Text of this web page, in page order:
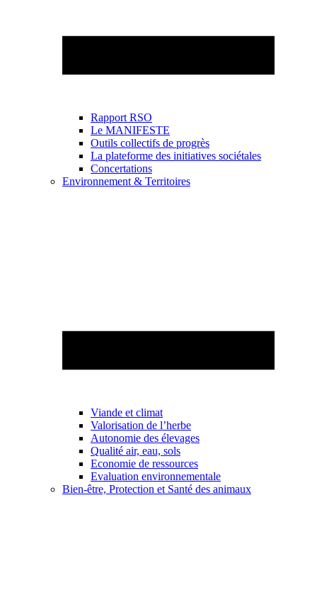
Rapport RSO
Le MANIFESTE
Outils collectifs de progrès
La plateforme des initiatives sociétales
Concertations
Environnement & Territoires
Viande et climat
Valorisation de l’herbe
Autonomie des élevages
Qualité air, eau, sols
Economie de ressources
Evaluation environnementale
Bien-être, Protection et Santé des animaux